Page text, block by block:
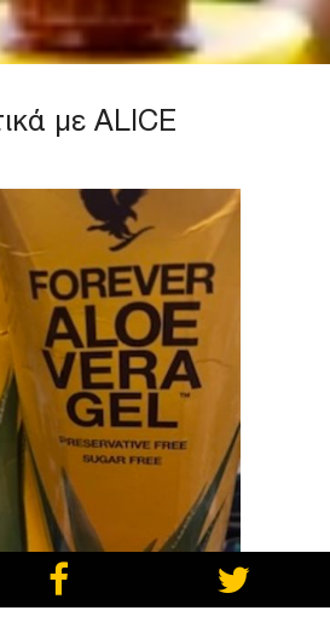
με ALICE